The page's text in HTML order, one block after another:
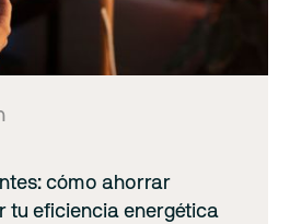
cómo ahorrar
tu eficiencia energética